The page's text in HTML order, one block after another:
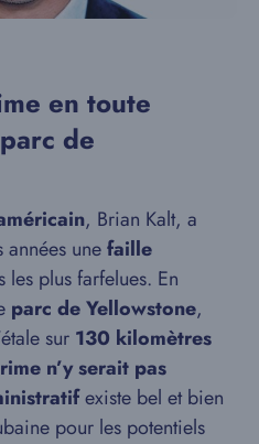
en toute
de
, Brian Kalt, a
unefaille
les plus farfelues. En
parc de Yellowstone,
sur 130 kilomètres
n’y serait pas
existe bel et bien
pour les potentiels